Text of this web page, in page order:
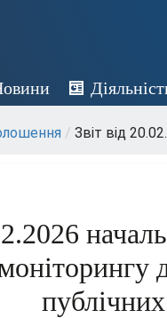
/ Звіт від